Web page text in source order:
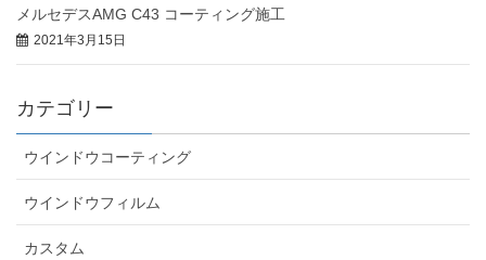
メルセデスAMG C43 コーティング施工
2021年3月15日
カテゴリー
ウインドウコーティング
ウインドウフィルム
カスタム